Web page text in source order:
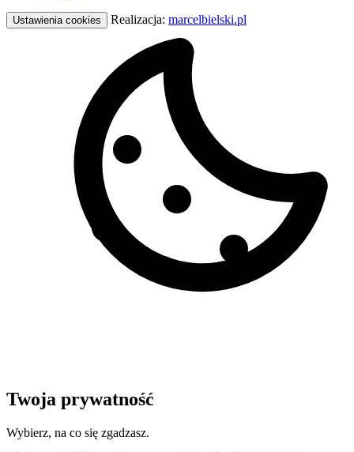
Ustawienia cookies Realizacja: marcelbielski.pl
Twoja prywatność
Wybierz, na co się zgadzasz.